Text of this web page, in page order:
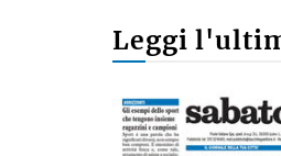
Leggi